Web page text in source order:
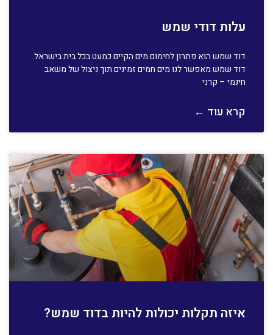
עלות דודי שמש
דוד שמש הוא פתרון לחימום מים הקיים כמעט בכל בית בישראל.
דוד שמש מאפשר לנו מים חמים זמינים תוך ניצול של משאב
חינמי – קרני
קרא עוד ←
איזה תקלות יכולות להיות בדוד שמש?